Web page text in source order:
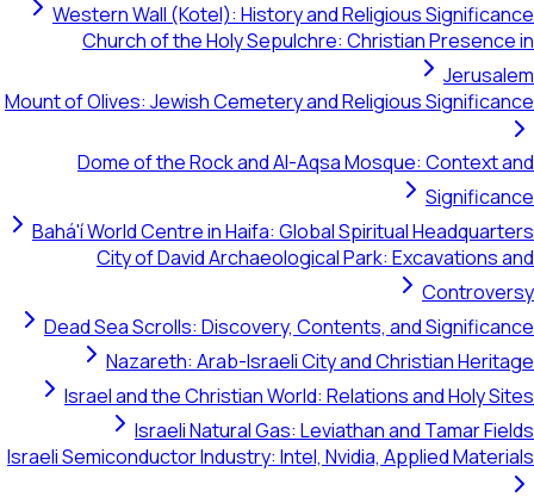
Western Wall (Kotel): History and Religious Significance
Church of the Holy Sepulchre: Christian Presence in
Jerusalem
Mount of Olives: Jewish Cemetery and Religious Significance
Dome of the Rock and Al-Aqsa Mosque: Context and
Significance
Bahá'í World Centre in Haifa: Global Spiritual Headquarters
City of David Archaeological Park: Excavations and
Controversy
Dead Sea Scrolls: Discovery, Contents, and Significance
Nazareth: Arab-Israeli City and Christian Heritage
Israel and the Christian World: Relations and Holy Sites
Israeli Natural Gas: Leviathan and Tamar Fields
Israeli Semiconductor Industry: Intel, Nvidia, Applied Materials